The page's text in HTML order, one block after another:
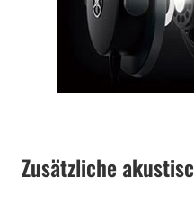
Zusätzliche